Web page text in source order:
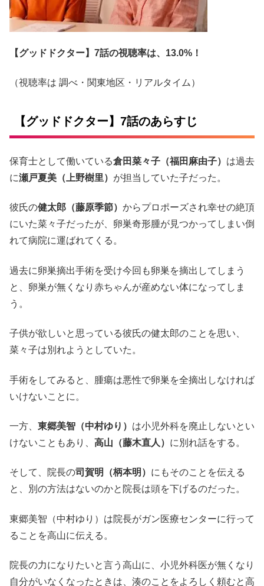
【グッドドクター】7話の視聴率は、13.0%！
（視聴率は 調べ・関東地区・リアルタイム）
【グッドドクター】7話のあらすじ
保育士として働いている倉田菜々子（福田麻由子） は過去
に瀬戸夏美（上野樹里） が担当していた子だった。
彼氏の健太郎（藤原季節） からプロポーズされ幸せの絶頂
にいた菜々子だったが、卵巣奇形腫が見つかってしまい倒
れて病院に運ばれてくる。
過去に卵巣摘出手術を受け今回も卵巣を摘出してしまう
と、卵巣が無くなり赤ちゃんが産めない体になってしま
う。
子供が欲しいと思っている彼氏の健太郎のことを思い、
菜々子は別れようとしていた。
手術をしてみると、腫瘍は悪性で卵巣を全摘出しなければ
いけないことに。
一方、 東郷美智（中村ゆり） は小児外科を廃止しないとい
けないこともあり、 高山（藤木直人） に別れ話をする。
そして、院長の司賀明（柄本明） にもそのことを伝える
と、別の方法はないのかと院長は頭を下げるのだった。
東郷美智（中村ゆり）は院長がガン医療センターに行って
ることを高山に伝える。
院長の力になりたいと言う高山に、小児外科医が無くなり
自分がいなくなったときは、湊のことをよろしく頼むと高